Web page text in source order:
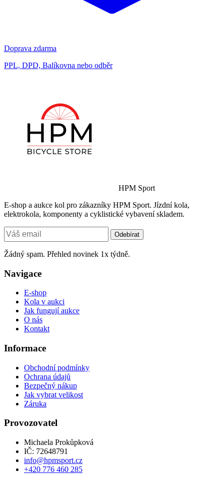
Doprava zdarma
PPL, DPD, Balíkovna nebo odběr
HPM Sport
E-shop a aukce kol pro zákazníky HPM Sport. Jízdní kola,
elektrokola, komponenty a cyklistické vybavení skladem.
Odebírat
Žádný spam. Přehled novinek 1x týdně.
Navigace
E-shop
Kola v aukci
Jak fungují aukce
O nás
Kontakt
Informace
Obchodní podmínky
Ochrana údajů
Bezpečný nákup
Jak vybrat velikost
Záruka
Provozovatel
Michaela Prokůpková
IČ: 72648791
info@hpmsport.cz
+420 776 460 285